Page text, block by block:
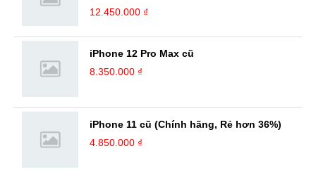
12.450.000 ₫
iPhone 12 Pro Max cũ
8.350.000 ₫
iPhone 11 cũ (Chính hãng, Rẻ hơn 36%)
4.850.000 ₫